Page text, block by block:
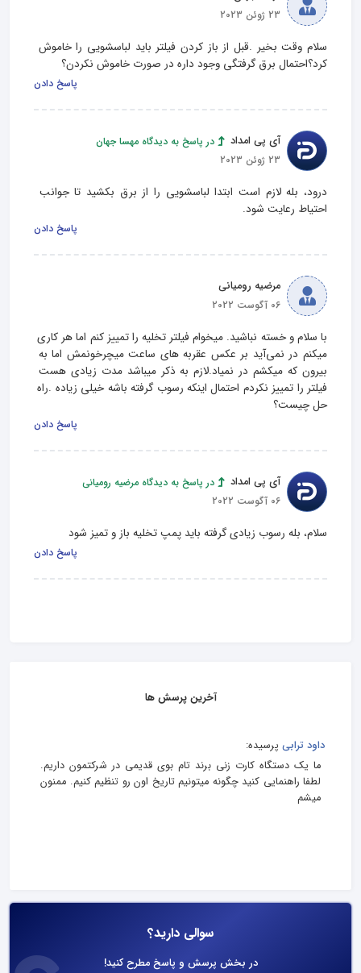
23 ژوئن 2023
سلام وقت بخیر .قبل از باز کردن فیلتر باید لباسشویی را خاموش
کرد؟احتمال برق گرفتگی وجود داره در صورت خاموش نکردن؟
پاسخ دادن
آی پی امداد
در پاسخ به دیدگاه مهسا جهان
23 ژوئن 2023
درود، بله لازم است ابتدا لباسشویی را از برق بکشید تا جوانب
احتیاط رعایت شود.
پاسخ دادن
مرضیه رومیانی
06 آگوست 2022
با سلام و خسته نباشید. میخوام فیلتر تخلیه را تمییز کنم اما هر کاری
میکنم در نمی‌آید بر عکس عقربه های ساعت میچرخونمش اما به
بیرون که میکشم در نمیاد.لازم به ذکر میباشد مدت زیادی هست
فیلتر را تمییز نکردم احتمال اینکه رسوب گرفته باشه خیلی زیاده .راه
حل چیست؟
پاسخ دادن
آی پی امداد
در پاسخ به دیدگاه مرضیه رومیانی
06 آگوست 2022
سلام، بله رسوب زیادی گرفته باید پمپ تخلیه باز و تمیز شود
پاسخ دادن
آخرین پرسش ها
داود ترابی پرسیده:
ما یک دستگاه کارت زنی برند تام بوی قدیمی در شرکتمون داریم.
لطفا راهنمایی کنید چگونه میتونیم تاریخ اون رو تنظیم کنیم. ممنون
میشم
سوالی دارید؟
در بخش پرسش و پاسخ مطرح کنید!